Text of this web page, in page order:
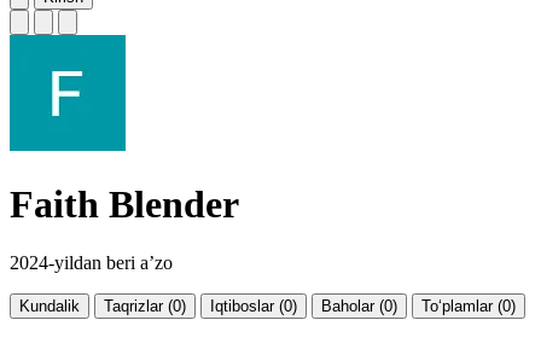
Faith Blender
2024-yildan beri a’zo
Kundalik Taqrizlar (0) Iqtiboslar (0) Baholar (0) To‘plamlar (0)